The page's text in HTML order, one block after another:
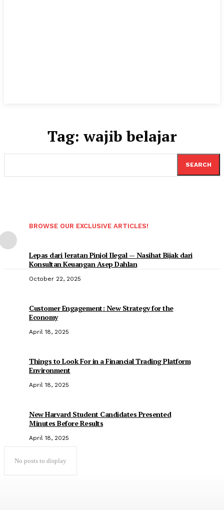
Tag: wajib belajar
SEARCH
BROWSE OUR EXCLUSIVE ARTICLES!
Lepas dari Jeratan Pinjol Ilegal — Nasihat Bijak dari
Konsultan Keuangan Asep Dahlan
October 22, 2025
Customer Engagement: New Strategy for the
Economy
April 18, 2025
Things to Look For in a Financial Trading Platform
Environment
April 18, 2025
New Harvard Student Candidates Presented
Minutes Before Results
April 18, 2025
No posts to display